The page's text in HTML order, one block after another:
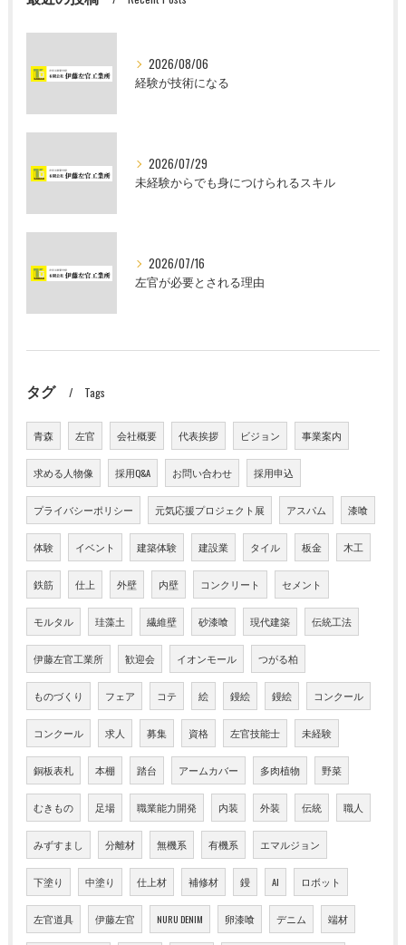
2026/08/06
経験が技術になる
2026/07/29
未経験からでも身につけられるスキル
2026/07/16
左官が必要とされる理由
タグ Tags
青森 左官 会社概要 代表挨拶 ビジョン 事業案内
求める人物像 採用Q&A お問い合わせ 採用申込
プライバシーポリシー 元気応援プロジェクト展 アスパム 漆喰
体験 イベント 建築体験 建設業 タイル 板金 木工
鉄筋 仕上 外壁 内壁 コンクリート セメント
モルタル 珪藻土 繊維壁 砂漆喰 現代建築 伝統工法
伊藤左官工業所 歓迎会 イオンモール つがる柏
ものづくり フェア コテ 絵 鏝絵 鏝絵 コンクール
コンクール 求人 募集 資格 左官技能士 未経験
銅板表札 本棚 踏台 アームカバー 多肉植物 野菜
むきもの 足場 職業能力開発 内装 外装 伝統 職人
みずすまし 分離材 無機系 有機系 エマルジョン
下塗り 中塗り 仕上材 補修材 鏝 AI ロボット
左官道具 伊藤左官 NURU DENIM 卵漆喰 デニム 端材